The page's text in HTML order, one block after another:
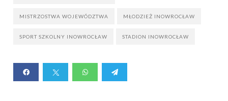
MISTRZOSTWA WOJEWÓDZTWA MŁODZIEŻ INOWROCŁAW
SPORT SZKOLNY INOWROCŁAW STADION INOWROCŁAW